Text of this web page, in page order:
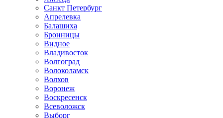
Санкт Петербург
Апрелевка
Балашиха
Бронницы
Видное
Владивосток
Волгоград
Волоколамск
Волхов
Воронеж
Воскресенск
Всеволожск
Выборг